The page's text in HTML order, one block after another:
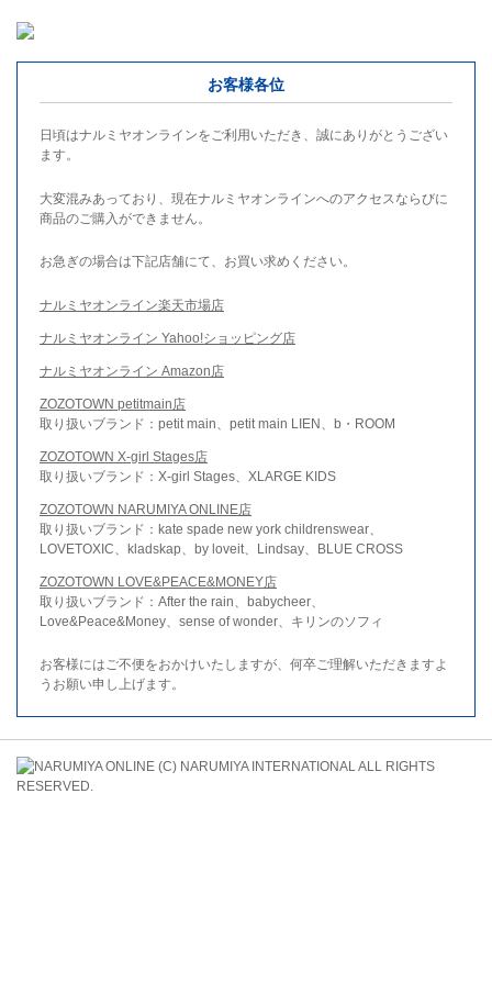
お客様各位
日頃はナルミヤオンラインをご利用いただき、誠にありがとうござい
ます。
大変混みあっており、現在ナルミヤオンラインへのアクセスならびに
商品のご購入ができません。
お急ぎの場合は下記店舗にて、お買い求めください。
ナルミヤオンライン楽天市場店
ナルミヤオンライン Yahoo!ショッピング店
ナルミヤオンライン Amazon店
ZOZOTOWN petitmain店
取り扱いブランド：petit main、petit main LIEN、b・ROOM
ZOZOTOWN X-girl Stages店
取り扱いブランド：X-girl Stages、XLARGE KIDS
ZOZOTOWN NARUMIYA ONLINE店
取り扱いブランド：kate spade new york childrenswear、
LOVETOXIC、kladskap、by loveit、Lindsay、BLUE CROSS
ZOZOTOWN LOVE&PEACE&MONEY店
取り扱いブランド：After the rain、babycheer、
Love&Peace&Money、sense of wonder、キリンのソフィ
お客様にはご不便をおかけいたしますが、何卒ご理解いただきますよ
うお願い申し上げます。